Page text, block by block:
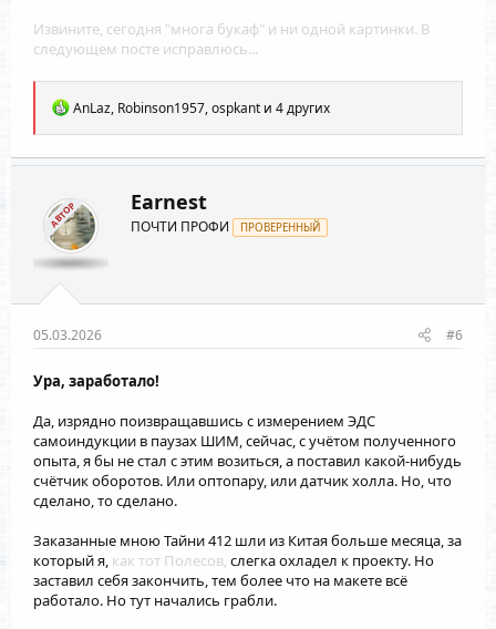
Извините, сегодня "многа букаф" и ни одной картинки. В
следующем посте исправлюсь...
Р
а
к
и
и
:
AnLaz, Robinson1957,ospkant и 4 других
АВТОР Earnest
ПОЧТИ ПРОФИ ПРОВЕРЕННЫЙ
05.03.2026 #6
Ура, заработало!
Да, изрядно поизвращавшись с измерением ЭДС
самоиндукции в паузах ШИМ, сейчас, с учётом полученного
опыта, я бы не стал с этим возиться, а поставил какой-нибудь
счётчик оборотов. Или оптопару, или датчик холла. Но, что
сделано, то сделано.
Заказанные мною Тайни 412 шли из Китая больше месяца, за
который я, как тот Полесов, слегка охладел к проекту. Но
заставил себя закончить, тем более что на макете всё
работало. Но тут начались грабли.